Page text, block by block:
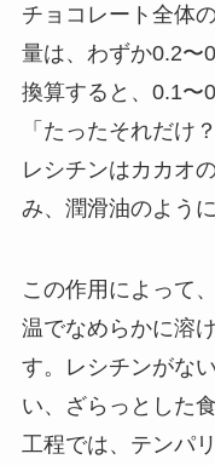
チョコレート全体
量は、わずか0.2〜
換算すると、0.1〜
「たったそれだけ
レシチンはカカオ
み、潤滑油のよう
この作用によって
温でなめらかに溶
す。レシチンがな
い、ざらっとした
工程では、テンパ